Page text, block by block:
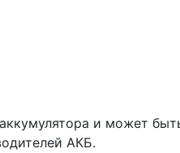
и может
АКБ.